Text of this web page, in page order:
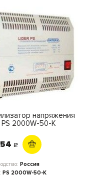
напряжения
PS 2000W-50-K
c
Россия
PS 2000W-50-K